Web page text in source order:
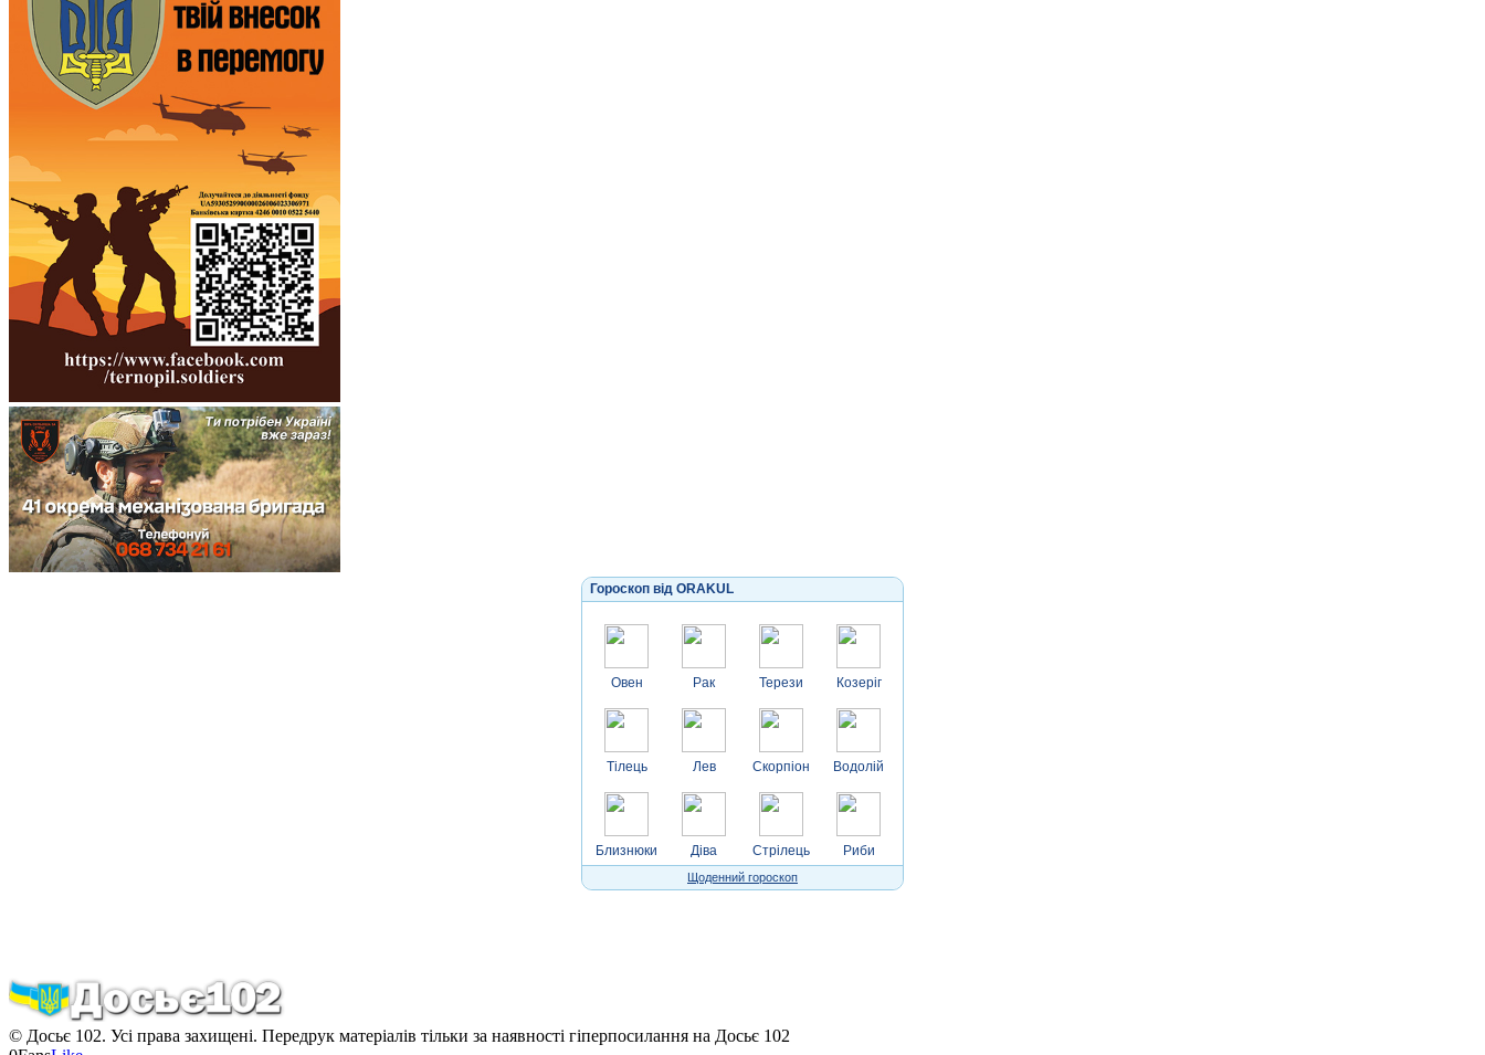
Гороскоп від ORAKUL
Овен
Тілець
Близнюки
Рак
Лев
Діва
Терези
Скорпіон
Стрілець
Козеріг
Водолій
Риби
Щоденний гороскоп
© Досьє 102. Усі права захищені. Передрук матеріалів тільки за наявності гіперпосилання на Досьє 102